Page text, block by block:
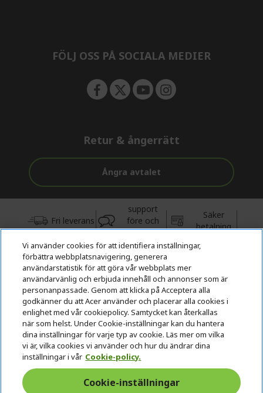
FÖLJ OSS PÅ SOCIALA MEDIER
Retur & ångerrätt
Ångra avtalet
Fri leverans
support
före och
efter köp
Säker
betalning
© 2026 Acer Inc.
CPYou BV är auktoriserad återförsäljare och försäljare av de
produkter och tjänster som erbjuds i denna butik.
Sverige
Vi använder cookies för att identifiera inställningar,
förbättra webbplatsnavigering, generera
användarstatistik för att göra vår webbplats mer
användarvänlig och erbjuda innehåll och annonser som är
personanpassade. Genom att klicka på Acceptera alla
godkänner du att Acer använder och placerar alla cookies i
enlighet med vår cookiepolicy. Samtycket kan återkallas
när som helst. Under Cookie-inställningar kan du hantera
dina inställningar för varje typ av cookie. Läs mer om vilka
vi är, vilka cookies vi använder och hur du ändrar dina
inställningar i vår Cookie-policy.
Cookie-inställningar